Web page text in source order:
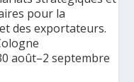
pour la
des exportateurs.
août–2 septembre